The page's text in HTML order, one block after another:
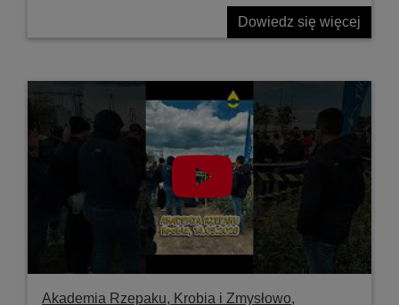
Dowiedz się więcej
Akademia Rzepaku, Krobia i Zmysłowo,